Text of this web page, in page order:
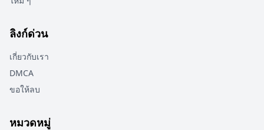
ลิงก์ด่วน
เกี่ยวกับเรา
DMCA
ขอให้ลบ
หมวดหมู่